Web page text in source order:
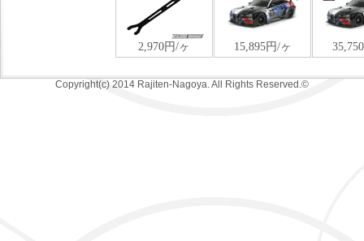
Copyright(c) 2014 Rajiten-Nagoya. All Rights Reserved.©